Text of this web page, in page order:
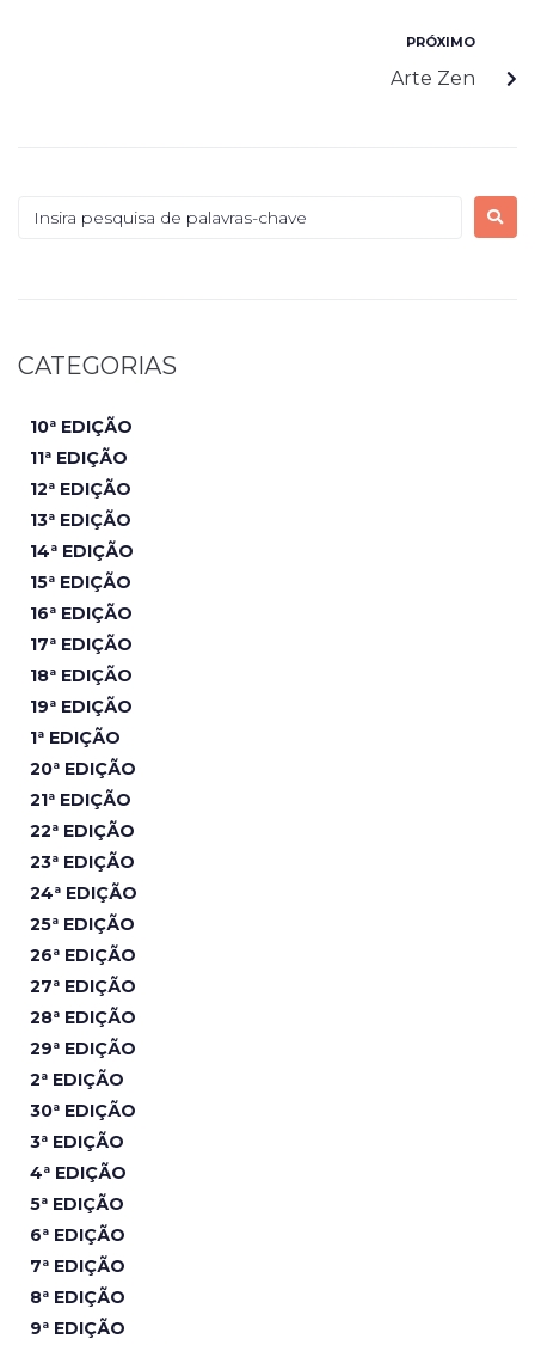
PRÓXIMO
Arte Zen
CATEGORIAS
10ª EDIÇÃO
11ª EDIÇÃO
12ª EDIÇÃO
13ª EDIÇÃO
14ª EDIÇÃO
15ª EDIÇÃO
16ª EDIÇÃO
17ª EDIÇÃO
18ª EDIÇÃO
19ª EDIÇÃO
1ª EDIÇÃO
20ª EDIÇÃO
21ª EDIÇÃO
22ª EDIÇÃO
23ª EDIÇÃO
24ª EDIÇÃO
25ª EDIÇÃO
26ª EDIÇÃO
27ª EDIÇÃO
28ª EDIÇÃO
29ª EDIÇÃO
2ª EDIÇÃO
30ª EDIÇÃO
3ª EDIÇÃO
4ª EDIÇÃO
5ª EDIÇÃO
6ª EDIÇÃO
7ª EDIÇÃO
8ª EDIÇÃO
9ª EDIÇÃO